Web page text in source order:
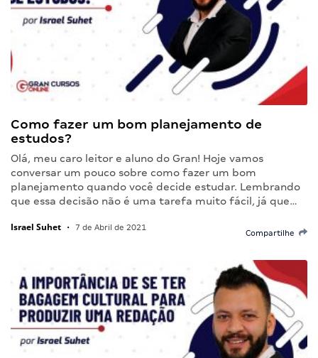
Como fazer um bom planejamento de
estudos?
Olá, meu caro leitor e aluno do Gran! Hoje vamos
conversar um pouco sobre como fazer um bom
planejamento quando você decide estudar. Lembrando
que essa decisão não é uma tarefa muito fácil, já que…
Israel Suhet • 7 de Abril de 2021
Compartilhe